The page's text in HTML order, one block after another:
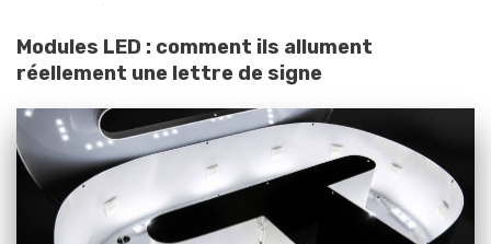
Modules LED : comment ils allument
réellement une lettre de signe